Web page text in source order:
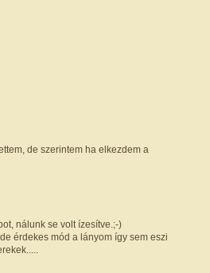
de szerintem ha elkezdem a
nálunk se volt ízesítve.;-)
érdekes mód a lányom így sem eszi